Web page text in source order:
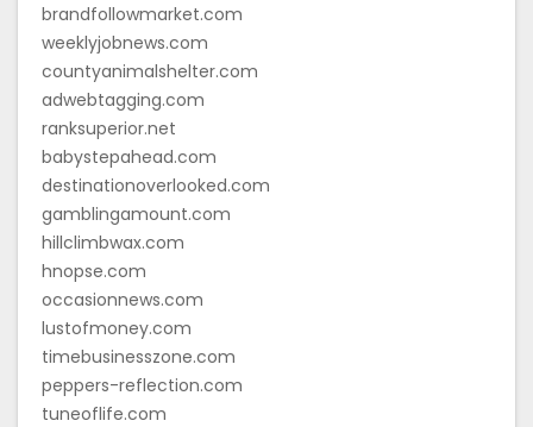
brandfollowmarket.com
weeklyjobnews.com
countyanimalshelter.com
adwebtagging.com
ranksuperior.net
babystepahead.com
destinationoverlooked.com
gamblingamount.com
hillclimbwax.com
hnopse.com
occasionnews.com
lustofmoney.com
timebusinesszone.com
peppers-reflection.com
tuneoflife.com